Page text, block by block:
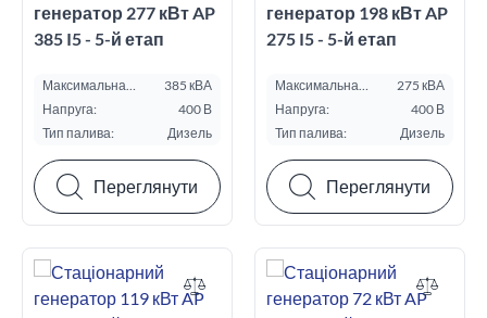
генератор 277 кВт AP
385 I5 - 5-й етап
Максимальна
385 кВА
Напруга:
400 В
Тип палива:
Дизель
Переглянути
генератор 198 кВт AP
275 I5 - 5-й етап
Максимальна
275 кВА
Напруга:
400 В
Тип палива:
Дизель
Переглянути